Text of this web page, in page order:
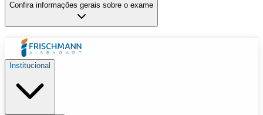
Confira informações gerais sobre o exame
Institucional